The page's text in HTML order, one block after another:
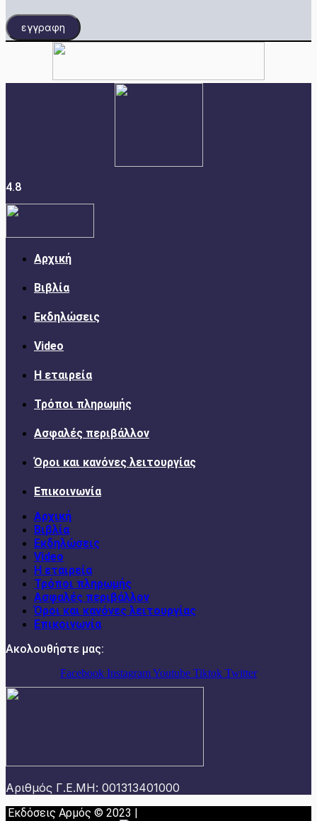
εγγραφη
4.8
Αρχική
Βιβλία
Εκδηλώσεις
Video
Η εταιρεία
Τρόποι πληρωμής
Ασφαλές περιβάλλον
Όροι και κανόνες λειτουργίας
Επικοινωνία
Αρχική
Βιβλία
Εκδηλώσεις
Video
Η εταιρεία
Τρόποι πληρωμής
Ασφαλές περιβάλλον
Όροι και κανόνες λειτουργίας
Επικοινωνία
Ακολουθήστε μας:
Facebook InstagramYoutube Tiktok Twitter
Αριθμός Γ.Ε.ΜΗ: 001313401000
Εκδόσεις Αρμός © 2023 |